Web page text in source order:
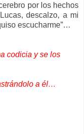
por los hechos
descalzo, a mi
escucharme”…
codicia y se los
a él…